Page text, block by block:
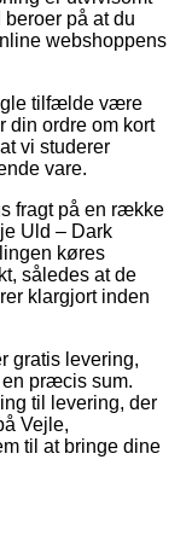
på at du
webshoppens
tilfælde være
din ordre om kort
vi studerer
vare.
fragt på en række
Uld – Dark
køres
således at de
klargjort inden
gratis levering,
præcis sum.
til levering, der
Vejle,
til at bringe dine